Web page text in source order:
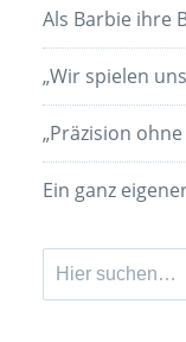
Als Barbie ihre
„Wir spielen
„Präzision
Ein ganz
Suchen
nach: